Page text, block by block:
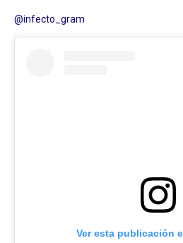
@infecto_gram
Ver esta publicación